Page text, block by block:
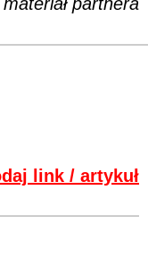
link / artykuł